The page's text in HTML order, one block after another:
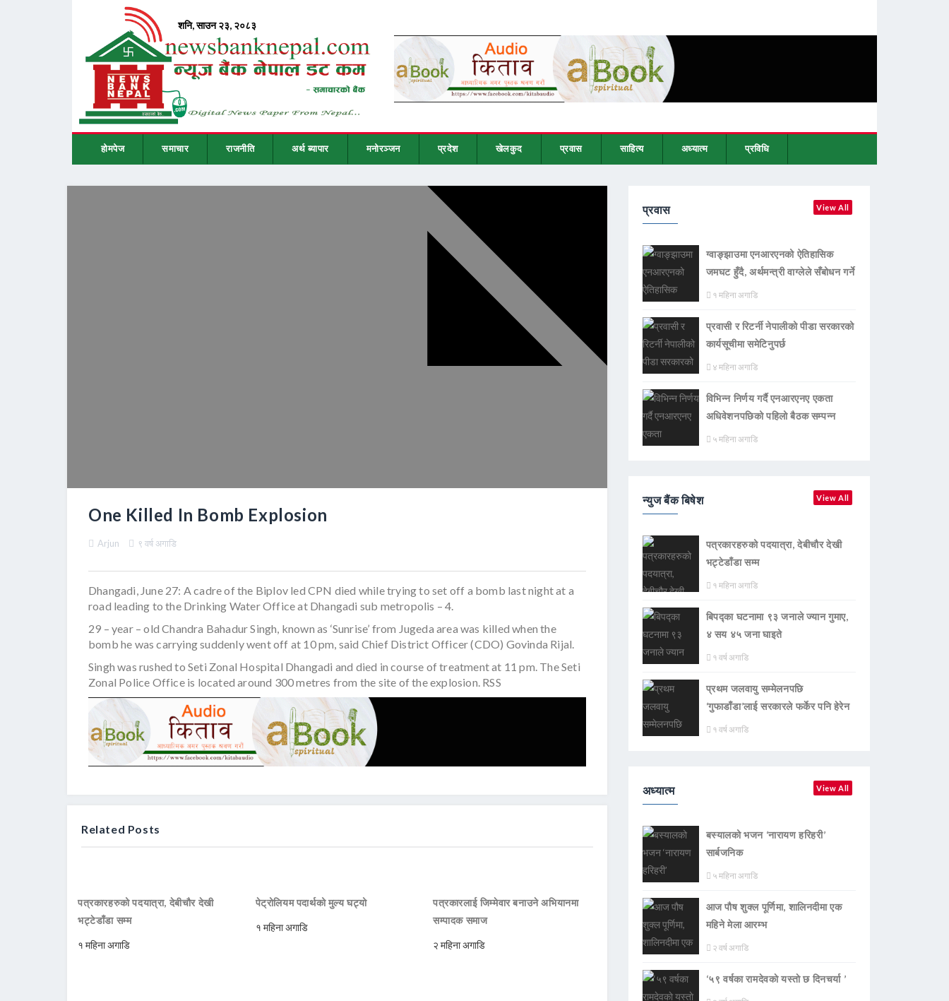
होमपेज समाचार राजनीति अर्थ ब्यापार मनोरञ्जन प्रदेश खेलकुद प्रवास साहित्य अध्यात्म प्रविधि
One Killed In Bomb Explosion
Arjun ९ वर्ष अगाडि
Dhangadi, June 27: A cadre of the Biplov led CPN died while trying to set off a bomb last night at a
road leading to the Drinking Water Office at Dhangadi sub metropolis – 4.
29 – year – old Chandra Bahadur Singh, known as ‘Sunrise’ from Jugeda area was killed when the
bomb he was carrying suddenly went off at 10 pm, said Chief District Officer (CDO) Govinda Rijal.
Singh was rushed to Seti Zonal Hospital Dhangadi and died in course of treatment at 11 pm. The Seti
Zonal Police Office is located around 300 metres from the site of the explosion. RSS
Related Posts
पत्रकारहरुको पदयात्रा, देबीचौर देखी
भट्टेडाँडा सम्म
१ महिना अगाडि
पेट्रोलियम पदार्थको मुल्य घट्यो
१ महिना अगाडि
पत्रकारलाई जिम्मेवार बनाउने अभियानमा
सम्पादक समाज
२ महिना अगाडि
प्रवास View All
ग्वाङ्झाउमा एनआरएनको ऐतिहासिक
जमघट हुँदै, अर्थमन्त्री वाग्लेले सँबोधन गर्ने
१ महिना अगाडि
प्रवासी र रिटर्नी नेपालीको पीडा सरकारको
कार्यसूचीमा समेटिनुपर्छ
४ महिना अगाडि
विभिन्न निर्णय गर्दै एनआरएनए एकता
अधिवेशनपछिको पहिलो बैठक सम्पन्न
५ महिना अगाडि
न्युज बैंक बिषेश View All
पत्रकारहरुको पदयात्रा, देबीचौर देखी
भट्टेडाँडा सम्म
१ महिना अगाडि
बिपद्का घटनामा ९३ जनाले ज्यान गुमाए,
४ सय ४५ जना घाइते
१ वर्ष अगाडि
प्रथम जलवायु सम्मेलनपछि
‘गुफाडाँडा’लाई सरकारले फर्केर पनि हेरेन
१ वर्ष अगाडि
अध्यात्म View All
बस्यालको भजन ‘नारायण हरिहरी’
सार्बजनिक
५ महिना अगाडि
आज पौष शुक्ल पूर्णिमा, शालिनदीमा एक
महिने मेला आरम्भ
२ वर्ष अगाडि
‘५९ वर्षका रामदेवकाे यस्ताे छ दिनचर्या ’